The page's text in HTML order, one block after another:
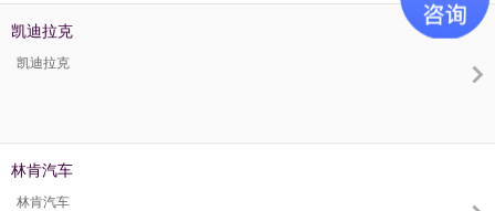
凯迪拉克
凯迪拉克
林肯汽车
林肯汽车